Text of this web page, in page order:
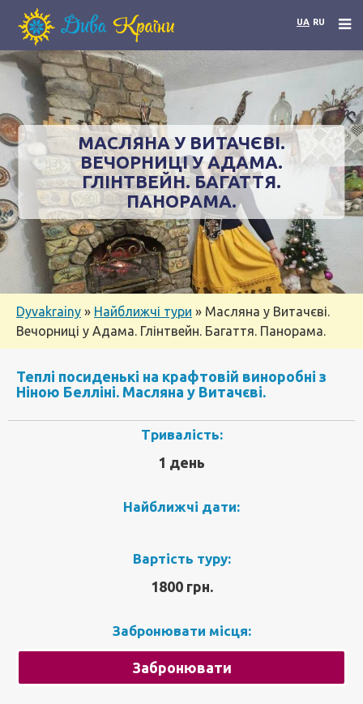
UA RU
МАСЛЯНА У ВИТАЧЄВІ.
ВЕЧОРНИЦІ У АДАМА.
ГЛІНТВЕЙН. БАГАТТЯ.
ПАНОРАМА.
Dyvakrainy » Найближчі тури » Масляна у Витачєві.
Вечорниці у Адама. Глінтвейн. Багаття. Панорама.
Теплі посиденькі на крафтовій виноробні з
Ніною Белліні. Масляна у Витачєві.
Тривалість:
1 день
Найближчі дати:
Вартість туру:
1800 грн.
Забронювати місця:
Забронювати